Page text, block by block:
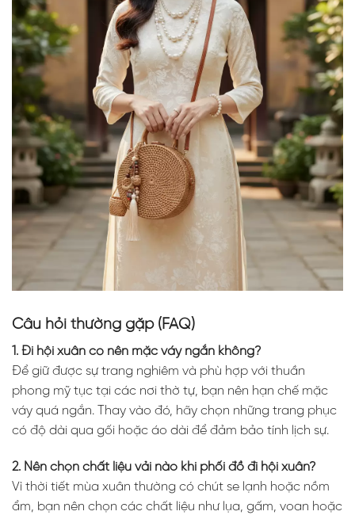
Câu hỏi thường gặp (FAQ)
1. Đi hội xuân có nên mặc váy ngắn không?
Để giữ được sự trang nghiêm và phù hợp với thuần
phong mỹ tục tại các nơi thờ tự, bạn nên hạn chế mặc
váy quá ngắn. Thay vào đó, hãy chọn những trang phục
có độ dài qua gối hoặc áo dài để đảm bảo tính lịch sự.
2. Nên chọn chất liệu vải nào khi phối đồ đi hội xuân?
Vì thời tiết mùa xuân thường có chút se lạnh hoặc nồm
ẩm, bạn nên chọn các chất liệu như lụa, gấm, voan hoặc